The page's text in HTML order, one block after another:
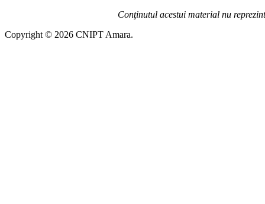
Conţinutul acestui material nu
Copyright © 2026 CNIPT Amara.